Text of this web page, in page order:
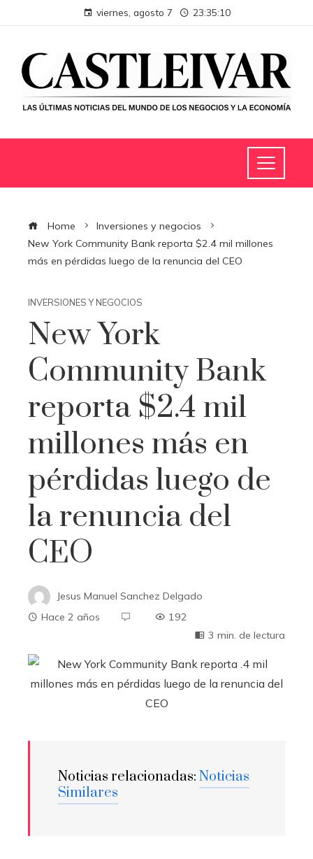
viernes, agosto 7 23:35:11
Home
Inversiones y negocios
New York Community Bank reporta $2.4 mil millones
más en pérdidas luego de la renuncia del CEO
INVERSIONES Y NEGOCIOS
New York
Community Bank
reporta $2.4 mil
millones más en
pérdidas luego de
la renuncia del
CEO
Jesus Manuel Sanchez Delgado
Hace 2 años
192
3 min. de lectura
Noticias relacionadas: Noticias
Similares